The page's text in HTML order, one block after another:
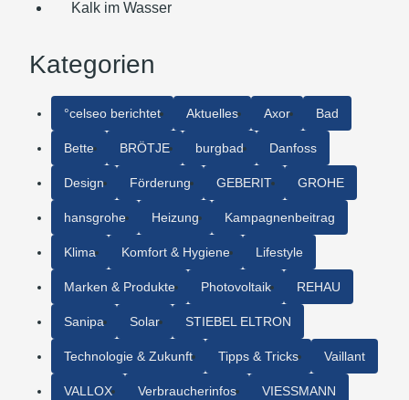
Kalk im Wasser
Kategorien
°celseo berichtet Aktuelles Axor Bad
Bette BRÖTJE burgbad Danfoss
Design Förderung GEBERIT GROHE
hansgrohe Heizung Kampagnenbeitrag
Klima Komfort & Hygiene Lifestyle
Marken & Produkte Photovoltaik REHAU
Sanipa Solar STIEBEL ELTRON
Technologie & Zukunft Tipps & Tricks Vaillant
VALLOX Verbraucherinfos VIESSMANN